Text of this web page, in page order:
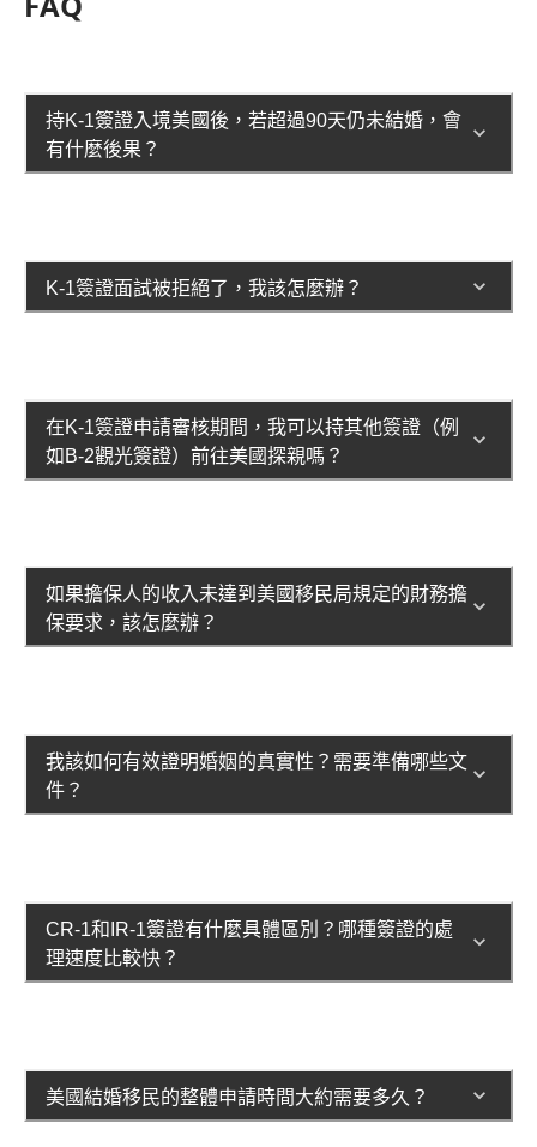
持K-1簽證入境美國後，若超過90天仍未結婚，會
有什麼後果？
K-1簽證面試被拒絕了，我該怎麼辦？
在K-1簽證申請審核期間，我可以持其他簽證（例
如B-2觀光簽證）前往美國探親嗎？
如果擔保人的收入未達到美國移民局規定的財務擔
保要求，該怎麼辦？
我該如何有效證明婚姻的真實性？需要準備哪些文
件？
CR-1和IR-1簽證有什麼具體區別？哪種簽證的處
理速度比較快？
美國結婚移民的整體申請時間大約需要多久？